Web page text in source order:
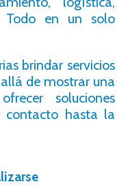
Todo en un solo
brindar servicios
de mostrar una
soluciones
contacto hasta la